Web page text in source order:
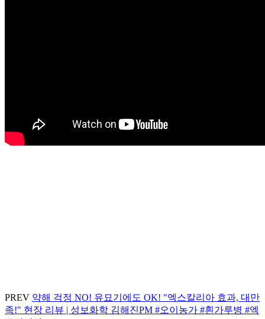
PREV 약해 걱정 NO! 유묘기에도 OK! "엑스칼리아 효과, 대만
족!" 현장 리뷰 | 성보화학 김해진PM #오이농가 #흰가루병 #엑